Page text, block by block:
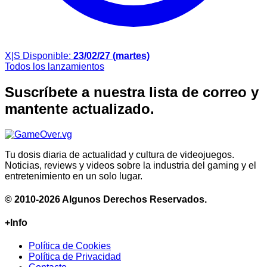
X|S Disponible: 23/02/27 (martes)
Todos los lanzamientos
Suscríbete a nuestra lista de correo y
mantente actualizado.
Tu dosis diaria de actualidad y cultura de videojuegos.
Noticias, reviews y videos sobre la industria del gaming y el
entretenimiento en un solo lugar.
© 2010-2026 Algunos Derechos Reservados.
+Info
Política de Cookies
Política de Privacidad